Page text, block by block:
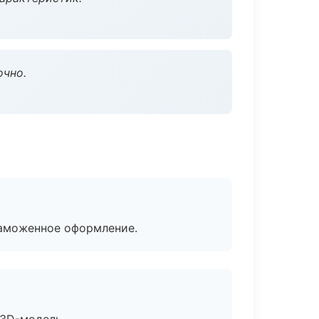
оформление.